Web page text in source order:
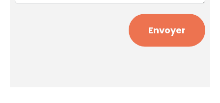
Envoyer